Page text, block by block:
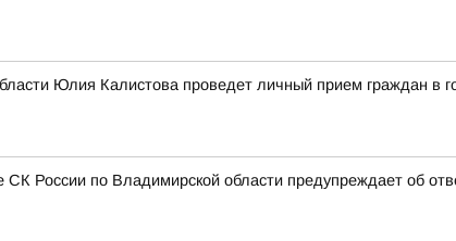
Юлия Калистова проведет личный прием граждан в
России по Владимирской области предупреждает об